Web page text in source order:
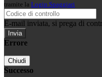
tramite la Login Spaggiari
E-mail inviata, si prega di
Errore
Chiudi
Successo